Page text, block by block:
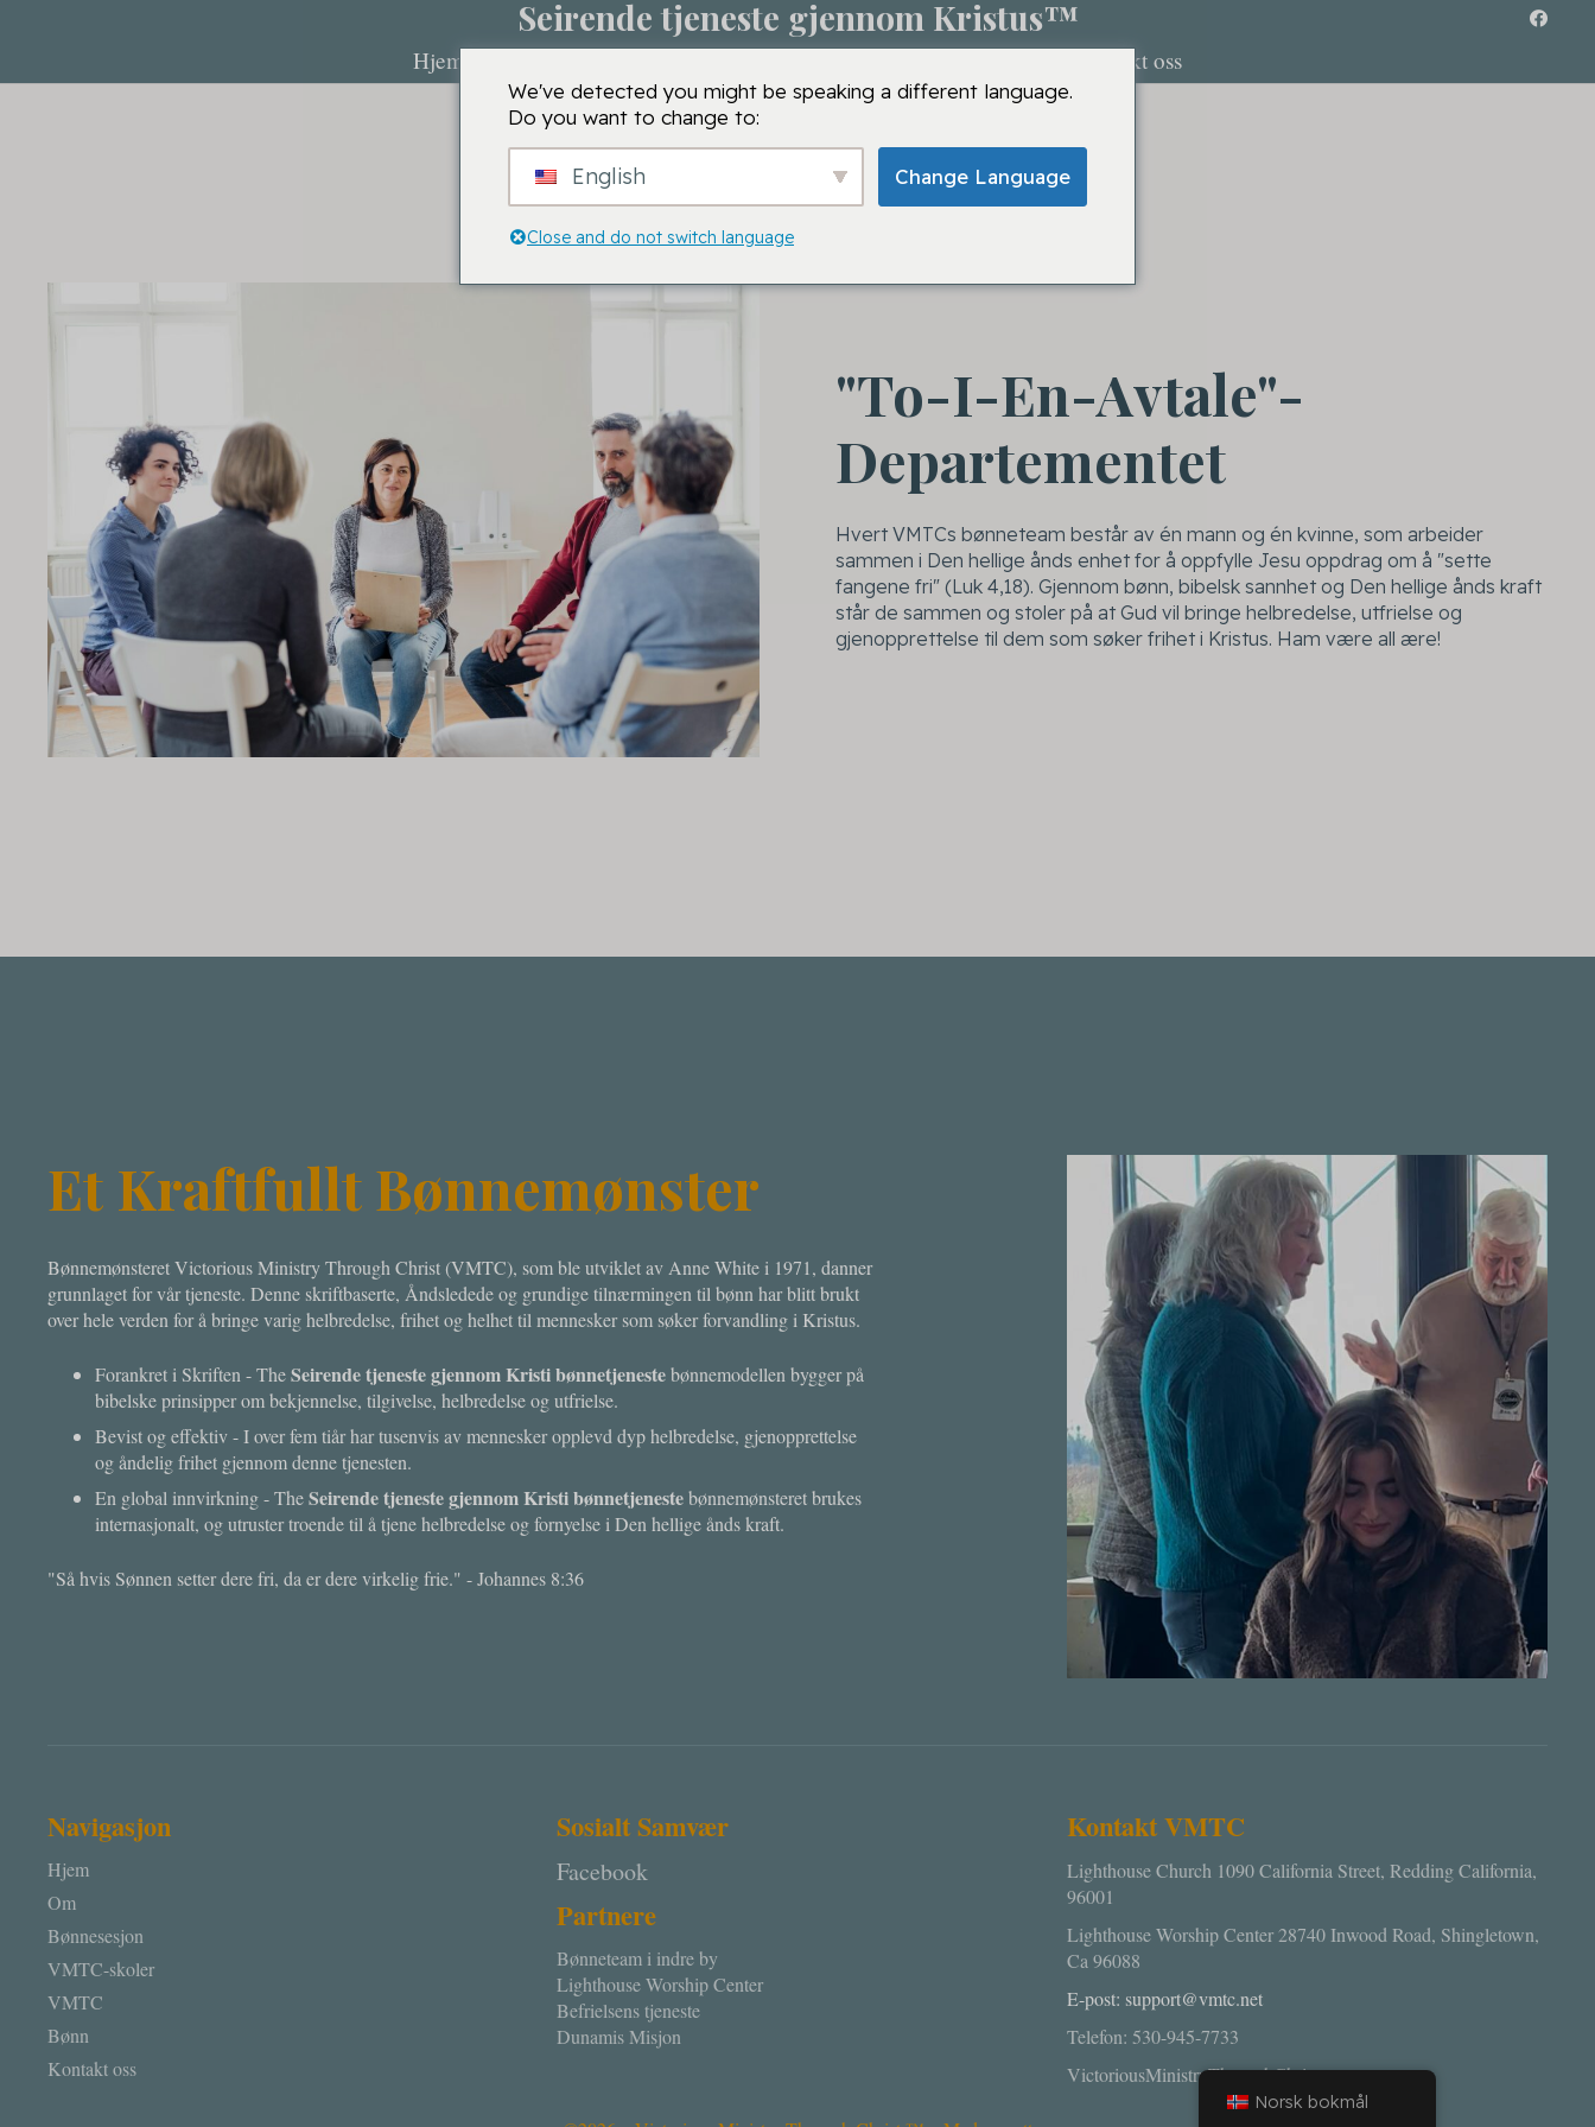
Seirende tjeneste gjennom Kristus™
Hjem Kontakt oss
"To-I-En-Avtale"-
Departementet
Hvert VMTCs bønneteam består av én mann og én kvinne, som arbeider
sammen i Den hellige ånds enhet for å oppfylle Jesu oppdrag om å "sette
fangene fri" (Luk 4,18). Gjennom bønn, bibelsk sannhet og Den hellige ånds kraft
står de sammen og stoler på at Gud vil bringe helbredelse, utfrielse og
gjenopprettelse til dem som søker frihet i Kristus. Ham være all ære!
Et Kraftfullt Bønnemønster
Bønnemønsteret Victorious Ministry Through Christ (VMTC), som ble utviklet av Anne White i 1971, danner
grunnlaget for vår tjeneste. Denne skriftbaserte, Åndsledede og grundige tilnærmingen til bønn har blitt brukt
over hele verden for å bringe varig helbredelse, frihet og helhet til mennesker som søker forvandling i Kristus.
Forankret i Skriften - TheSeirende tjeneste gjennom Kristi bønnetjenestebønnemodellen bygger på
bibelske prinsipper om bekjennelse, tilgivelse, helbredelse og utfrielse.
Bevist og effektiv - I over fem tiår har tusenvis av mennesker opplevd dyp helbredelse, gjenopprettelse
og åndelig frihet gjennom denne tjenesten.
En global innvirkning - TheSeirende tjeneste gjennom Kristi bønnetjenestebønnemønsteret brukes
internasjonalt, og utruster troende til å tjene helbredelse og fornyelse i Den hellige ånds kraft.
"Så hvis Sønnen setter dere fri, da er dere virkelig frie." - Johannes 8:36
Navigasjon
Hjem
Om
Bønnesesjon
VMTC-skoler
VMTC
Bønn
Kontakt oss
Sosialt Samvær
Facebook
Partnere
Bønneteam i indre by
Lighthouse Worship Center
Befrielsens tjeneste
Dunamis Misjon
Kontakt VMTC
Lighthouse Church 1090 California Street, Redding California,
96001
Lighthouse Worship Center 28740 Inwood Road, Shingletown,
Ca 96088
E-post: support@vmtc.net
Telefon: 530-945-7733
VictoriousMinistryThroughChrist.org
Norsk bokmål
We've detected you might be speaking a different language.
Do you want to change to:
English Change Language
Close and do not switch language